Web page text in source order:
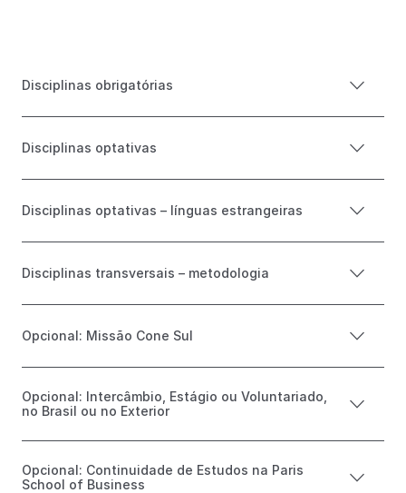
Disciplinas obrigatórias
Disciplinas optativas
Disciplinas optativas – línguas estrangeiras​
Disciplinas transversais – metodologia​
Opcional: Missão Cone Sul​
Opcional: Intercâmbio, Estágio ou Voluntariado,
no Brasil ou no Exterior​
Opcional: Continuidade de Estudos na Paris
School of Business​